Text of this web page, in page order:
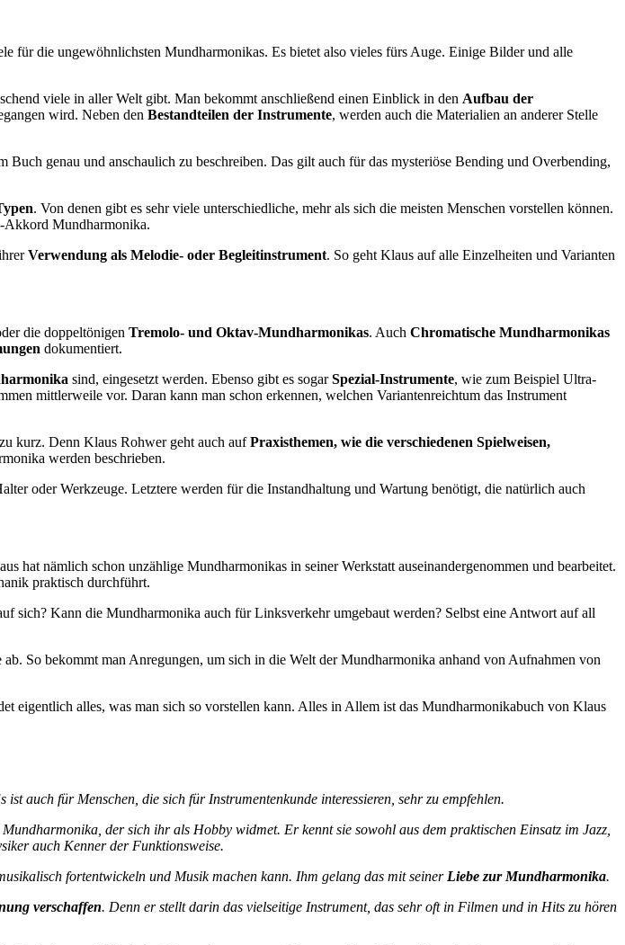
für die ungewöhnlichsten Mundharmonikas. Es bietet also vieles fürs Auge. Einige Bilder und alle
viele in aller Welt gibt. Man bekommt anschließend einen Einblick in den Aufbau der
wird. Neben den Bestandteilen der Instrumente, werden auch die Materialien an anderer Stelle
Buch genau und anschaulich zu beschreiben. Das gilt auch für das mysteriöse Bending und Overbending,
. Von denen gibt es sehr viele unterschiedliche, mehr als sich die meisten Menschen vorstellen können.
Akkord Mundharmonika.
Verwendung als Melodie- oder Begleitinstrument. So geht Klaus auf alle Einzelheiten und Varianten
die doppeltönigen Tremolo- und Oktav-Mundharmonikas. Auch Chromatische Mundharmonikas
dokumentiert.
sind, eingesetzt werden. Ebenso gibt es sogarSpezial-Instrumente, wie zum Beispiel Ultra-
mittlerweile vor. Daran kann man schon erkennen, welchen Variantenreichtum das Instrument
kurz. Denn Klaus Rohwer geht auch aufPraxisthemen, wie die verschiedenen Spielweisen,
werden beschrieben.
oder Werkzeuge. Letztere werden für die Instandhaltung und Wartung benötigt, die natürlich auch
hat nämlich schon unzählige Mundharmonikas in seiner Werkstatt auseinandergenommen und bearbeitet.
praktisch durchführt.
sich? Kann die Mundharmonika auch für Linksverkehr umgebaut werden? Selbst eine Antwort auf all
ab. So bekommt man Anregungen, um sich in die Welt der Mundharmonika anhand von Aufnahmen von
eigentlich alles, was man sich so vorstellen kann. Alles in Allem ist das Mundharmonikabuch von Klaus
ist auch für Menschen, die sich für Instrumentenkunde interessieren, sehr zu empfehlen.
der sich ihr als Hobby widmet. Er kennt sie sowohl aus dem praktischen Einsatz im Jazz,
auch Kenner der Funktionsweise.
fortentwickeln und Musik machen kann. Ihm gelang das mit seiner Liebe zur Mundharmonika.
verschaffen. Denn er stellt darin das vielseitige Instrument, das sehr oft in Filmen und in Hits zu hören